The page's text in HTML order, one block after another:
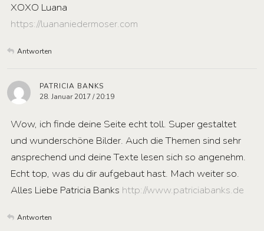
XOXO Luana
https://luananiedermoser.com
Antworten
PATRICIA BANKS
28. Januar 2017 / 20:19
Wow, ich finde deine Seite echt toll. Super gestaltet
und wunderschöne Bilder. Auch die Themen sind sehr
ansprechend und deine Texte lesen sich so angenehm.
Echt top, was du dir aufgebaut hast. Mach weiter so.
Alles Liebe Patricia Banks http://www.patriciabanks.de
Antworten